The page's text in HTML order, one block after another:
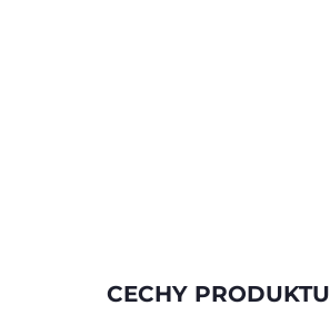
CECHY PRODUKTU